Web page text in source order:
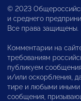
© 2023
и среднего
Все права защищены.
Комментарии на
требованиям
публикуем
и/или оскорбления,
тире и любыми иными
сообщения,